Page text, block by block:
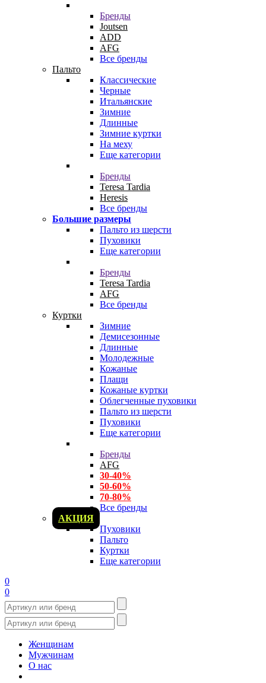
Бренды
Joutsen
ADD
AFG
Все бренды
Пальто
Классические
Черные
Итальянские
Зимние
Длинные
Зимние куртки
На меху
Еще категории
Бренды
Teresa Tardia
Heresis
Все бренды
Большие размеры
Пальто из шерсти
Пуховики
Еще категории
Бренды
Teresa Tardia
AFG
Все бренды
Куртки
Зимние
Демисезонные
Длинные
Молодежные
Кожаные
Плащи
Кожаные куртки
Облегченные пуховики
Пальто из шерсти
Пуховики
Еще категории
Бренды
AFG
30-40%
50-60%
70-80%
Все бренды
АКЦИЯ
Пуховики
Пальто
Куртки
Еще категории
0
0
Женщинам
Мужчинам
О нас